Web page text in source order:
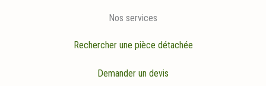
Nos services
Rechercher une pièce détachée
Demander un devis